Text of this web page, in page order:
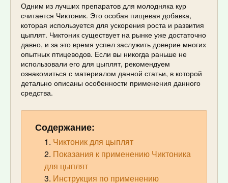
Одним из лучших препаратов для молодняка кур
считается Чиктоник. Это особая пищевая добавка,
которая используется для ускорения роста и развития
цыплят. Чиктоник существует на рынке уже достаточно
давно, и за это время успел заслужить доверие многих
опытных птицеводов. Если вы никогда раньше не
использовали его для цыплят, рекомендуем
ознакомиться с материалом данной статьи, в которой
детально описаны особенности применения данного
средства.
Содержание:
Чиктоник для цыплят
Показания к применению Чиктоника
для цыплят
Инструкция по применению